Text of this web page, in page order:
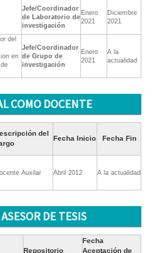
Jefe/Coordinador
de Laboratorio de
investigación
Enero
2021
Diciembre
2021
del
en
de
Jefe/Coordinador
de Grupo de
investigación
Enero
2021
A la
actualidad
COMO DOCENTE
del
Fecha Inicio Fecha Fin
Auxilar Abril 2012 A la actualidad
DE TESIS
Repositorio
Fecha
Aceptación de